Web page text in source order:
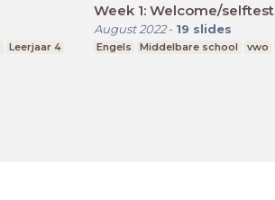
Leerjaar 4
Week 1: Welcome/selftest
August 2022- 19 slides
Engels Middelbare school vwo